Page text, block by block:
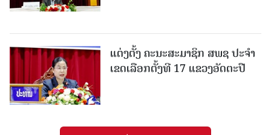
ແຕ່ງຕັ້ງ ຄະນະສະມາຊິກ ສພຊ ປະຈຳ
ເຂດເລືອກຕັ້ງທີ 17 ແຂວງອັດຕະປື